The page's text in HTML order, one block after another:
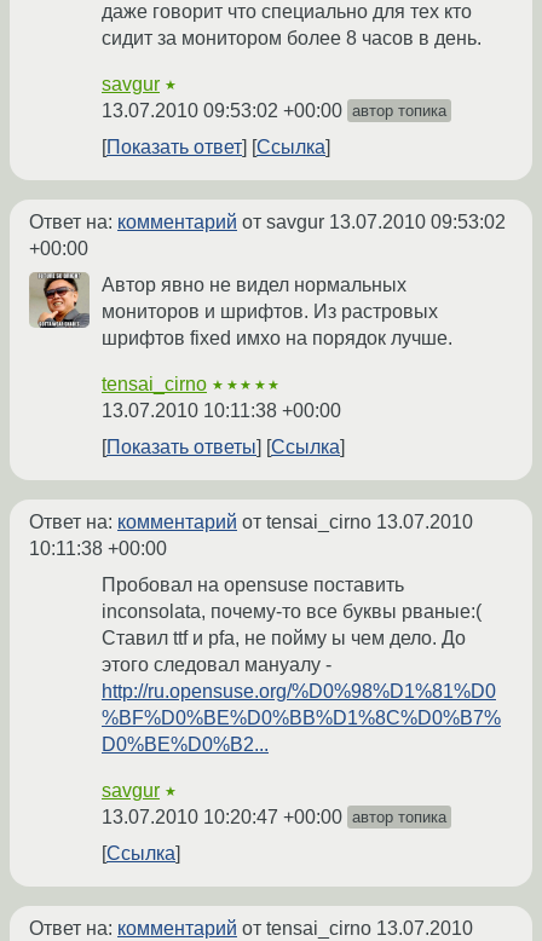
даже говорит что специально для тех кто
сидит за монитором более 8 часов в день.
savgur ★
13.07.2010 09:53:02 +00:00 автор топика
Показать ответ Ссылка
Ответ на: комментарий от savgur 13.07.2010 09:53:02
+00:00
Автор явно не видел нормальных
мониторов и шрифтов. Из растровых
шрифтов fixed имхо на порядок лучше.
tensai_cirno ★★★★★
13.07.2010 10:11:38 +00:00
Показать ответы
Ссылка
Ответ на: комментарий от tensai_cirno 13.07.2010
10:11:38 +00:00
Пробовал на opensuse поставить
inconsolata, почему-то все буквы рваные:(
Ставил ttf и pfa, не пойму ы чем дело. До
этого следовал мануалу -
http://ru.opensuse.org/%D0%98%D1%81%D0
%BF%D0%BE%D0%BB%D1%8C%D0%B7%
D0%BE%D0%B2...
savgur ★
13.07.2010 10:20:47 +00:00 автор топика
Ссылка
Ответ на: комментарий от tensai_cirno 13.07.2010